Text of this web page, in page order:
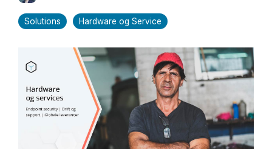
Solutions Hardware og Service